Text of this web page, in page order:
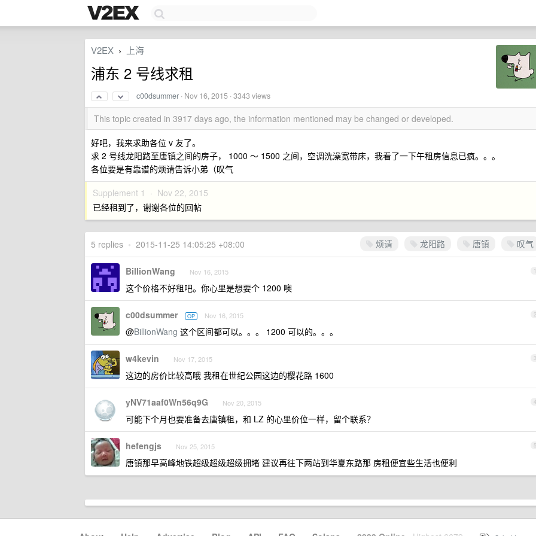
V2EX › 上海
浦东 2 号线求租
c00dsummer · Nov 16, 2015 · 3343 views
This topic created in 3917 days ago, the information mentioned may be changed or developed.
好吧，我来求助各位 v 友了。
求 2 号线龙阳路至唐镇之间的房子， 1000 ～ 1500 之间，空调洗澡宽带床，我看了一下午租房信息已疯。。。
各位要是有靠谱的烦请告诉小弟（叹气
Supplement 1 · Nov 22, 2015
已经租到了，谢谢各位的回帖
烦请 龙阳路 唐镇 叹气
5 replies • 2015-11-25 14:05:25 +08:00
1
BillionWang Nov 16, 2015
这个价格不好租吧。你心里是想要个 1200 噢
2
c00dsummer OP Nov 16, 2015
@BillionWang 这个区间都可以。。。 1200 可以的。。。
3
w4kevin Nov 17, 2015
这边的房价比较高哦 我租在世纪公园这边的樱花路 1600
4
yNV71aaf0Wn56q9G Nov 20, 2015
可能下个月也要准备去唐镇租，和 LZ 的心里价位一样，留个联系？
5
hefengjs Nov 25, 2015
唐镇那早高峰地铁超级超级超级拥堵 建议再往下两站到华夏东路那 房租便宜些生活也便利